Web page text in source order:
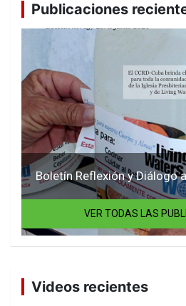
Publicaciones
Boletín Reflexión y Diálogo
VER TODAS LAS
Videos recientes